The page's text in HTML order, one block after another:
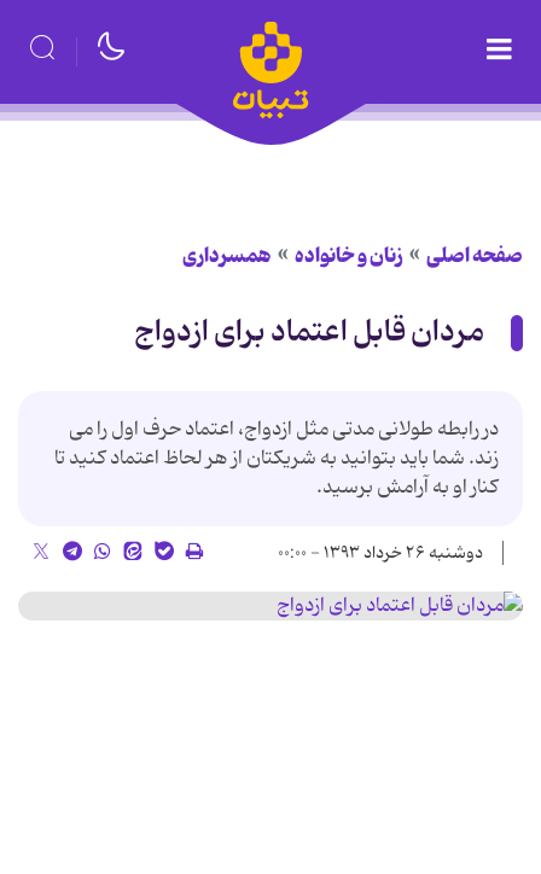
صفحه اصلی زنان و خانواده همسرداری
مردان قابل اعتماد برای ازدواج
در رابطه طولانی مدتی مثل ازدواج، اعتماد حرف اول را می
زند. شما باید بتوانید به شریکتان از هر لحاظ اعتماد کنید تا
کنار او به آرامش برسید.
دوشنبه ۲۶ خرداد ۱۳۹۳ - ۰۰:۰۰